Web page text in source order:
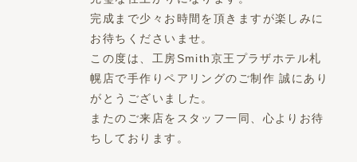
完成まで少々お時間を頂きますが楽しみに
お待ちくださいませ。
この度は、工房Smith京王プラザホテル札
幌店で手作りペアリングのご制作 誠にあり
がとうございました。
またのご来店をスタッフ一同、心よりお待
ちしております。